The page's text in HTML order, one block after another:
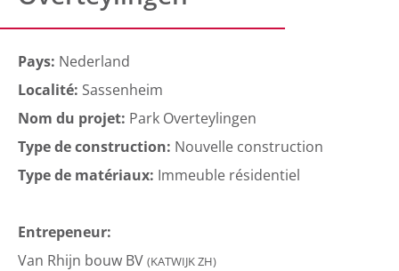
Pays: Nederland
Localité: Sassenheim
Nom du projet: Park Overteylingen
Type de construction: Nouvelle construction
Type de matériaux: Immeuble résidentiel
Entrepeneur:
Van Rhijn bouw BV (KATWIJK ZH)